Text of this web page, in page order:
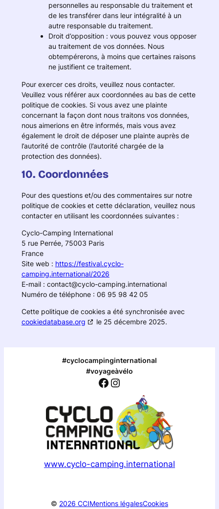
personnelles au responsable du traitement et
de les transférer dans leur intégralité à un
autre responsable du traitement.
Droit d’opposition : vous pouvez vous opposer
au traitement de vos données. Nous
obtempérerons, à moins que certaines raisons
ne justifient ce traitement.
Pour exercer ces droits, veuillez nous contacter.
Veuillez vous référer aux coordonnées au bas de cette
politique de cookies. Si vous avez une plainte
concernant la façon dont nous traitons vos données,
nous aimerions en être informés, mais vous avez
également le droit de déposer une plainte auprès de
l’autorité de contrôle (l’autorité chargée de la
protection des données).
10. Coordonnées
Pour des questions et/ou des commentaires sur notre
politique de cookies et cette déclaration, veuillez nous
contacter en utilisant les coordonnées suivantes :
Cyclo-Camping International
5 rue Perrée, 75003 Paris
France
Site web : https://festival.cyclo-
camping.international/2026
E-mail : contact@cyclo-camping.international
Numéro de téléphone : 06 95 98 42 05
Cette politique de cookies a été synchronisée avec
cookiedatabase.org
le 25 décembre 2025.
#cyclocampinginternational
#voyageàvélo
Facebook Instagram
www.cyclo-camping.international
© 2026 CCIMentions légalesCookies